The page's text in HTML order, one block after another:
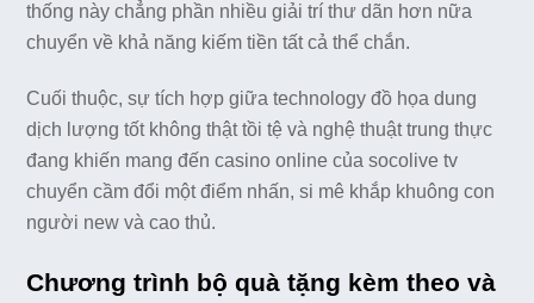
thống này chẳng phần nhiều giải trí thư dãn hơn nữa
chuyển về khả năng kiếm tiền tất cả thể chắn.
Cuối thuộc, sự tích hợp giữa technology đồ họa dung
dịch lượng tốt không thật tồi tệ và nghệ thuật trung thực
đang khiến mang đến casino online của socolive tv
chuyển cầm đổi một điểm nhấn, si mê khắp khuông con
người new và cao thủ.
Chương trình bộ quà tặng kèm theo và